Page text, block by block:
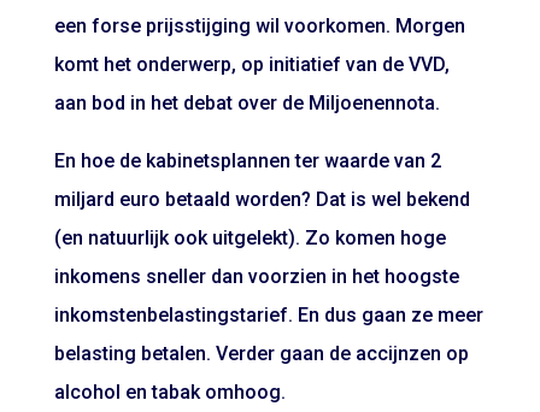
een forse prijsstijging wil voorkomen. Morgen
komt het onderwerp, op initiatief van de VVD,
aan bod in het debat over de Miljoenennota.
En hoe de kabinetsplannen ter waarde van 2
miljard euro betaald worden? Dat is wel bekend
(en natuurlijk ook uitgelekt). Zo komen hoge
inkomens sneller dan voorzien in het hoogste
inkomstenbelastingstarief. En dus gaan ze meer
belasting betalen. Verder gaan de accijnzen op
alcohol en tabak omhoog.